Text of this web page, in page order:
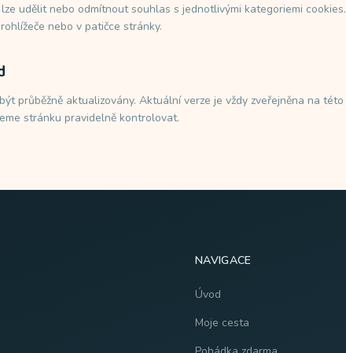
udělit nebo odmítnout souhlas s jednotlivými kategoriemi
nebo v patičce stránky.
průběžně aktualizovány. Aktuální verze je vždy zveřejněna na
stránku pravidelně kontrolovat.
NAVIGACE
Úvod
Moje cesta